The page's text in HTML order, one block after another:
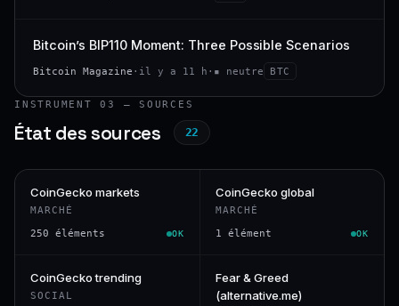
Bitcoin’s BIP110 Moment: Three Possible Scenarios
Bitcoin Magazine · il y a 11 h · ▪ neutre BTC
INSTRUMENT 03 — SOURCES
État des sources 22
CoinGecko markets
MARCHÉ
250 éléments OK
CoinGecko global
MARCHÉ
1 élément OK
CoinGecko trending
SOCIAL
Fear & Greed
(alternative.me)